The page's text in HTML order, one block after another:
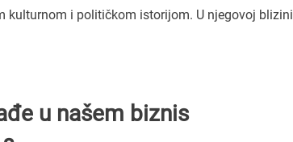
kulturnom i političkom istorijom. U njegovoj blizini
u našem biznis